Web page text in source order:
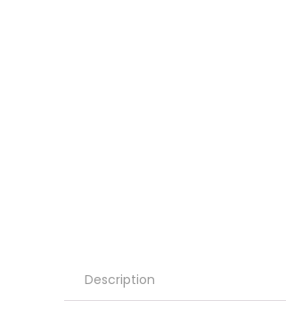
Description